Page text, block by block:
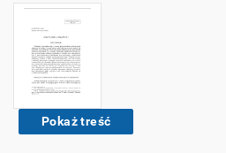
Pokaż treść